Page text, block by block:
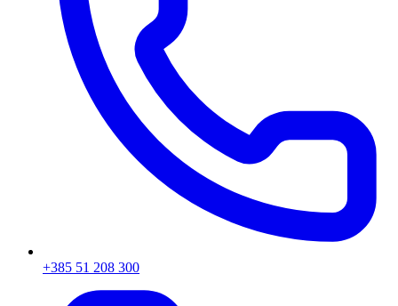
+385 51 208 300